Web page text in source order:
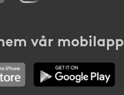
vår mobilapp